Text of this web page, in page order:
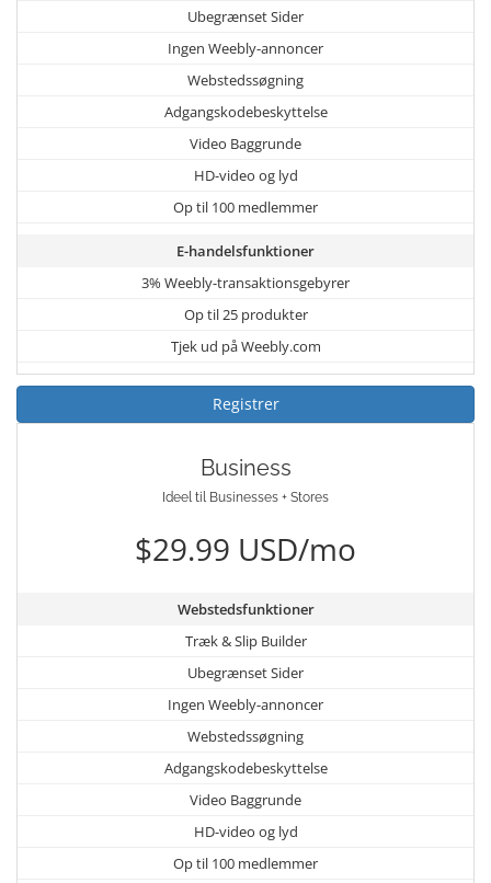
Ubegrænset Sider
Ingen Weebly-annoncer
Webstedssøgning
Adgangskodebeskyttelse
Video Baggrunde
HD-video og lyd
Op til 100 medlemmer
E-handelsfunktioner
3% Weebly-transaktionsgebyrer
Op til 25 produkter
Tjek ud på Weebly.com
Registrer
Business
Ideel til Businesses + Stores
$29.99 USD/mo
Webstedsfunktioner
Træk & Slip Builder
Ubegrænset Sider
Ingen Weebly-annoncer
Webstedssøgning
Adgangskodebeskyttelse
Video Baggrunde
HD-video og lyd
Op til 100 medlemmer